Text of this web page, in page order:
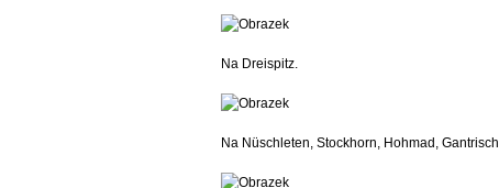
Na Dreispitz.
Na Nüschleten, Stockhorn, Hohmad, Gantrisch.